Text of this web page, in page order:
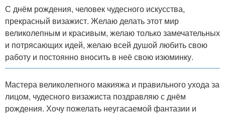
С днём рождения, человек чудесного искусства,
прекрасный визажист. Желаю делать этот мир
великолепным и красивым, желаю только замечательных
и потрясающих идей, желаю всей душой любить свою
работу и постоянно вносить в неё свою изюминку.
Мастера великолепного макияжа и правильного ухода за
лицом, чудесного визажиста поздравляю с днём
рождения. Хочу пожелать неугасаемой фантазии и